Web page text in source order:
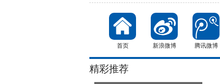
首页 新浪微博 腾讯微博
精彩推荐